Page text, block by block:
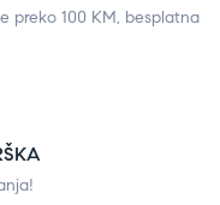
preko 100 KM, besplatna